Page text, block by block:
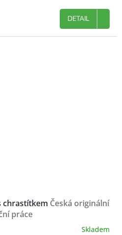
DETAIL
chrastítkem Česká originální
práce
Skladem